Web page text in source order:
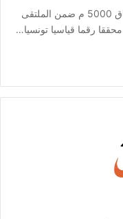
أنهى العداء صابر زينوبي الأربعاء الماضي سباق 5000 م ضمن الملتقى
محققا رقما قياسيا تونسيا…